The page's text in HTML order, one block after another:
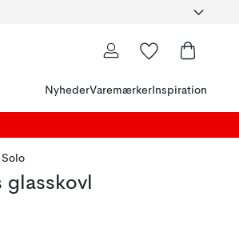
NyhederVaremærker Inspiration
Solo
glasskovl